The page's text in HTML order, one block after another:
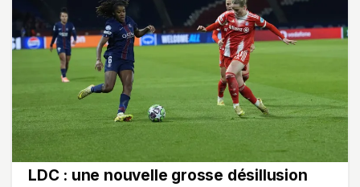
LDC : une nouvelle grosse désillusion